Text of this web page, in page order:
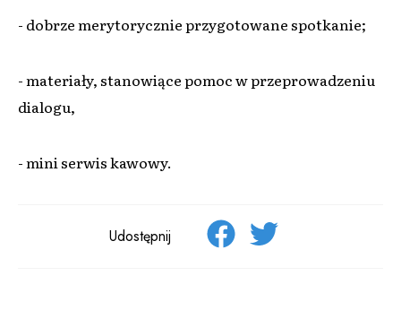
- dobrze merytorycznie przygotowane spotkanie;
- materiały, stanowiące pomoc w przeprowadzeniu
dialogu,
- mini serwis kawowy.
Udostępnij